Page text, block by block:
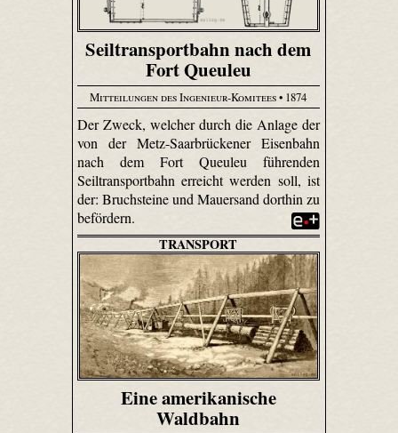
Seiltransportbahn nach dem
Fort Queuleu
Mitteilungen des Ingenieur-Komitees• 1874
Der Zweck, welcher durch die Anlage der
von der Metz-Saar­brücke­ner Eisenbahn
nach dem Fort Queuleu führenden
Seiltransportbahn erreicht werden soll, ist
der: Bruchsteine und Mauersand dorthin zu
befördern.
TRANSPORT
Eine amerikanische
Waldbahn